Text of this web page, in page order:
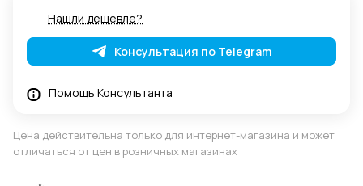
Нашли дешевле?
Консультация по Telegram
Помощь Консультанта
Цена действительна только для интернет-магазина и может
отличаться от цен в розничных магазинах